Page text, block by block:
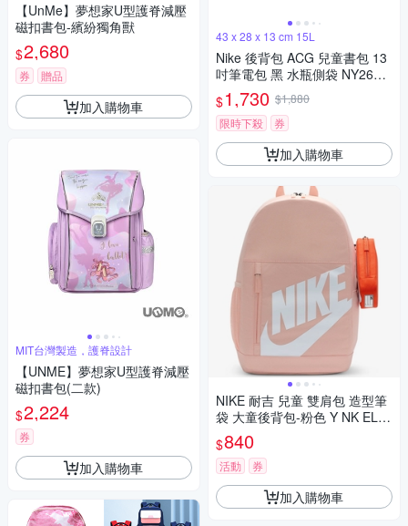
【UnMe】夢想家U型護脊減壓
磁扣書包-繽紛獨角獸
$2,680
券 贈品
加入購物車
MIT台灣製造，護脊設計
【UNME】夢想家U型護脊減壓
磁扣書包(二款)
$2,224
券
加入購物車
43 x 28 x 13 cm 15L
Nike 後背包 ACG 兒童書包 13
吋筆電包 黑 水瓶側袋 NY2633
004GS-001
$1,730 $1,880
限時下殺
券
加入購物車
NIKE 耐吉 兒童 雙肩包 造型筆
袋 大童後背包-粉色 Y NK ELM
NTL BKPK SHOEBOX-HJ4186
664
$840
活動 券
加入購物車